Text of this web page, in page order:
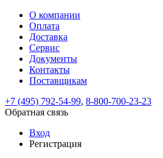
ВходРегистрация
test@example.com
отправлена
по
ней
завершения
регистрации.
Восстановление
пароля
Заполните
форму.
Мы
отправим
ссылку
На
вашу
почту
test@test.ru
ссылка.
Введите
новый
пароль
Пароль
успешно
восстановлен
Обратная
связь
сообщение
успешно
отправлено.
О компании
Оплата
Доставка
Сервис
Документы
Контакты
Поставщикам
+7 (495) 792-54-99, 8-800-700-23-23
Обратная связь
Вход
Регистрация